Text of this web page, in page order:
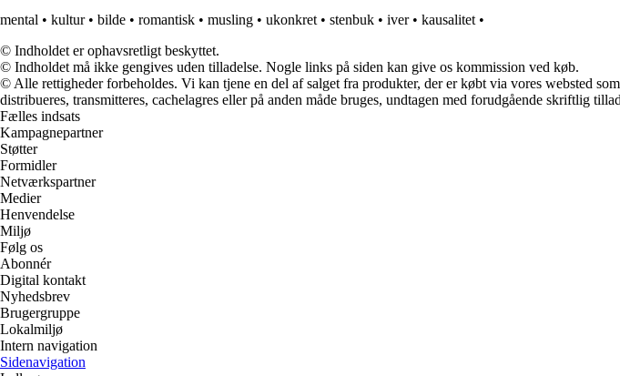
mental • kultur• bilde • romantisk • musling • ukonkret • stenbuk • iver• kausalitet •
© Indholdet er ophavsretligt beskyttet.
© Indholdet må ikke gengives uden tilladelse. Nogle links på siden kan give os kommission ved køb.
© Alle rettigheder forbeholdes. Vi kan tjene en del af salget fra produkter, der er købt via vores websted
distribueres, transmitteres, cachelagres eller på anden måde bruges, undtagen med forudgående skriftlig
Fælles indsats
Kampagnepartner
Støtter
Formidler
Netværkspartner
Medier
Henvendelse
Miljø
Følg os
Abonnér
Digital kontakt
Nyhedsbrev
Brugergruppe
Lokalmiljø
Intern navigation
Sidenavigation